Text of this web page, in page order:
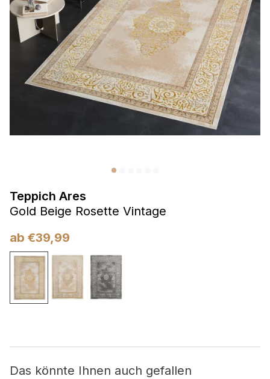
Teppich Ares
Gold Beige Rosette Vintage
ab €39,99
Das könnte Ihnen auch gefallen
Präferenzen
Präferenz-Cookies ermöglichen es einer Website,
Informationen zu speichern, die die Art und Weise ändern,
wie die Website aussieht oder funktioniert, wie zum Beispiel
Ihre bevorzugte Sprache oder die Region, in der Sie sich
befinden.
Marketing
Marketing-Cookies werden verwendet, um Benutzer über
Websites hinweg zu verfolgen. Das Ziel ist es, Anzeigen
anzuzeigen, die für den einzelnen Benutzer relevant und
ansprechend sind und somit wertvoller für Herausgeber und
Werbetreibende Dritter sind.
Nicht kategorisiert.
wurden.